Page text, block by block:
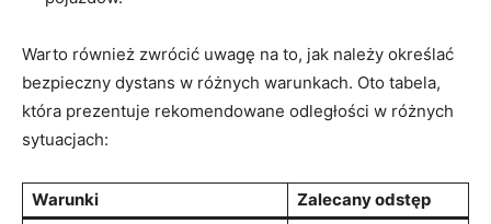
Warto również zwrócić uwagę na to, jak należy określać
bezpieczny dystans w różnych warunkach. Oto tabela,
która prezentuje rekomendowane odległości w różnych
sytuacjach:
Warunki
Zalecany odstęp